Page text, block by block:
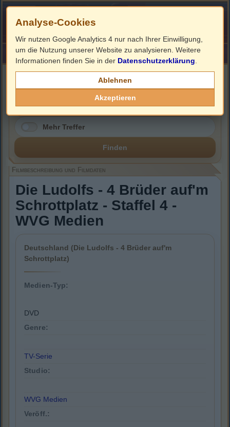
HOME ImpressumLinks
Filmbeschreibung, Cover & DVD Infos
Mehr Treffer
Finden
Filmbeschreibung und Filmdaten
Die Ludolfs - 4 Brüder auf'm
Schrottplatz - Staffel 4 -
WVG Medien
Deutschland (Die Ludolfs - 4 Brüder auf'm
Schrottplatz)
Medien-Typ:
DVD
Genre:
TV-Serie
Studio:
WVG Medien
Veröff.:
Analyse-Cookies
Wir nutzen Google Analytics 4 nur nach Ihrer Einwilligung,
um die Nutzung unserer Website zu analysieren. Weitere
Informationen finden Sie in der Datenschutzerklärung
Ablehnen
Akzeptieren